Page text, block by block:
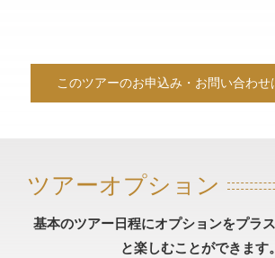
このツアーのお申込み・お問い合わせ
ツアーオプション
基本のツアー日程にオプションをプラ
と楽しむことができます。